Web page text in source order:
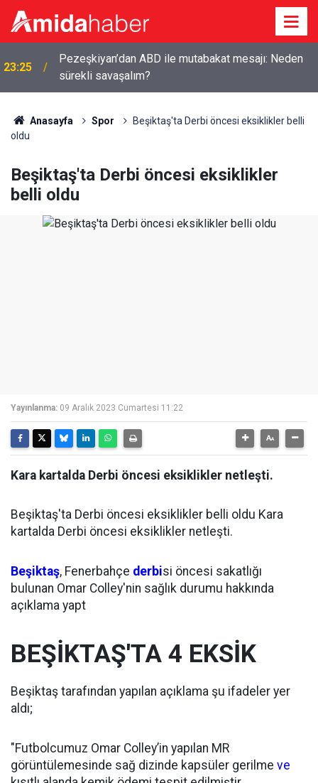
23:25
Pezeşkiyan’dan ABD ile mutabakat mesajı: Neden
sürekli savaşalım?
Anasayfa Spor
Beşiktaş'ta Derbi öncesi eksiklikler belli
oldu
Beşiktaş'ta Derbi öncesi eksiklikler
belli oldu
Yayınlanma: 09 Aralık 2023 Cumartesi 11:22
Kara kartalda Derbi öncesi eksiklikler netleşti.
Beşiktaş'ta Derbi öncesi eksiklikler belli oldu Kara
kartalda Derbi öncesi eksiklikler netleşti.
Beşiktaş, Fenerbahçe derbisi öncesi sakatlığı
bulunan Omar Colley'nin sağlık durumu hakkında
açıklama yapt
BEŞİKTAŞ'TA 4 EKSİK
Beşiktaş tarafından yapılan açıklama şu ifadeler yer
aldı;
"Futbolcumuz Omar Colley’in yapılan MR
görüntülemesinde sağ dizinde kapsüler gerilme ve